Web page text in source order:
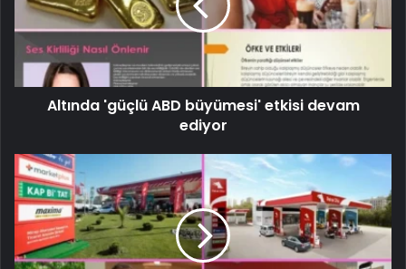
Altında 'güçlü ABD büyümesi' etkisi devam
ediyor